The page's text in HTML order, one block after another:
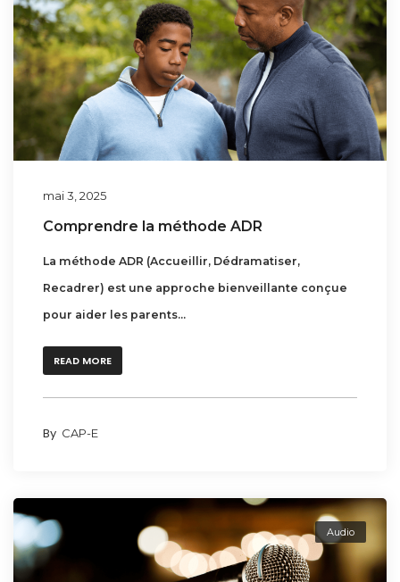
mai 3, 2025
Comprendre la méthode ADR
La méthode ADR (Accueillir, Dédramatiser,
Recadrer) est une approche bienveillante conçue
pour aider les parents...
READ MORE
By CAP-E
Audio